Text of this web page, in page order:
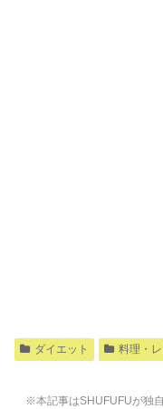
ダイエット 料理・
※本記事はSHUFUFUが独